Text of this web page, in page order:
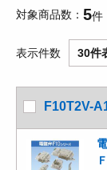
対象商品数 5件
表示件数 30件
F10T2V-